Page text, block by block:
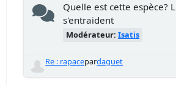
Quelle est cette espèce?
s'entraident
Modérateur:Isatis
Re : rapacepardaguet